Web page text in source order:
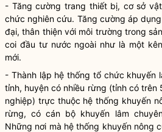
- Tăng cường trang thiết bị, cơ sở
chức nghiên cứu. Tăng cường áp
đại, thân thiện với môi trường trong
coi đầu tư nước ngoài như là một
mới.
- Thành lập hệ thống tổ chức khuyến
tỉnh, huyện có nhiều rừng (tỉnh có
nghiệp) trực thuộc hệ thống khuyến
rừng, có cán bộ khuyến lâm
Những nơi mà hệ thống khuyến nông